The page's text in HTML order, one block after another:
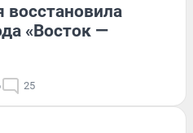
восстановила
«Восток —
25